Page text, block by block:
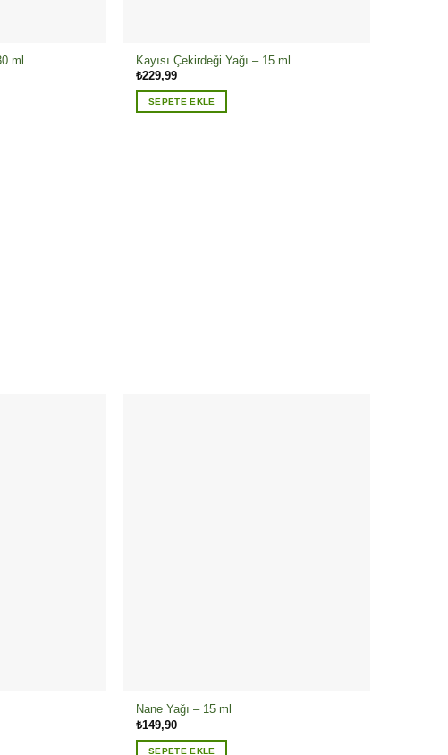
ml
Kayısı Çekirdeği Yağı – 15 ml
₺229,99
SEPETE EKLE
Nane Yağı – 15 ml
₺149,90
SEPETE EKLE